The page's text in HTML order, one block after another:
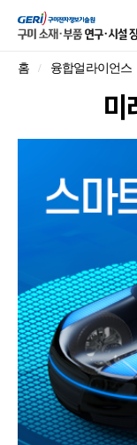
홈 융합얼라이언스
미